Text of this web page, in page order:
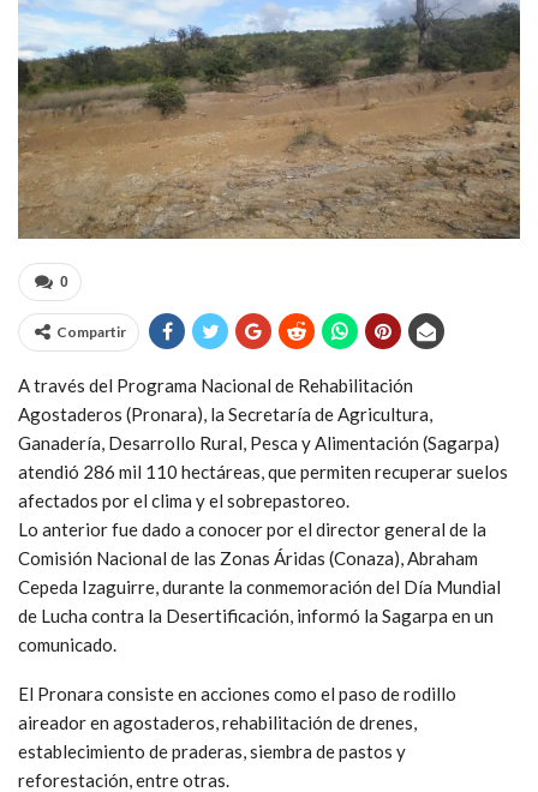
0
Compartir
A través del Programa Nacional de Rehabilitación
Agostaderos (Pronara), la Secretaría de Agricultura,
Ganadería, Desarrollo Rural, Pesca y Alimentación (Sagarpa)
atendió 286 mil 110 hectáreas, que permiten recuperar suelos
afectados por el clima y el sobrepastoreo.
Lo anterior fue dado a conocer por el director general de la
Comisión Nacional de las Zonas Áridas (Conaza), Abraham
Cepeda Izaguirre, durante la conmemoración del Día Mundial
de Lucha contra la Desertificación, informó la Sagarpa en un
comunicado.
El Pronara consiste en acciones como el paso de rodillo
aireador en agostaderos, rehabilitación de drenes,
establecimiento de praderas, siembra de pastos y
reforestación, entre otras.